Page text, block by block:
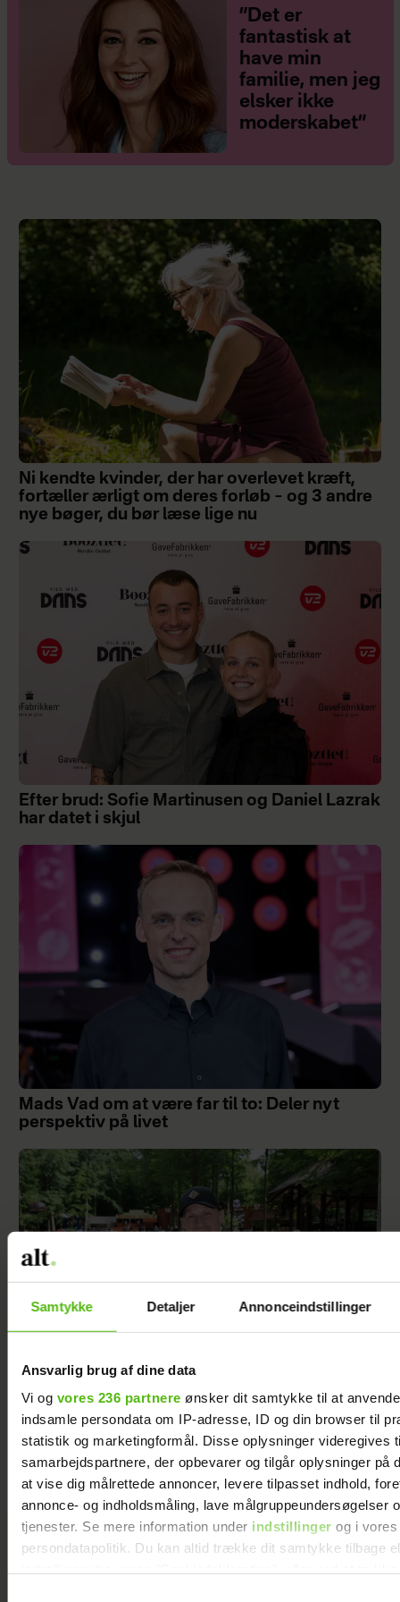
Samtykke Detaljer Annonceindstillinger
Ansvarlig brug af dine data
Vi og vores 236 partnere ønsker dit samtykke til at
indsamle persondata om IP-adresse, ID og din browser til
statistik og marketingformål. Disse oplysninger videregives
samarbejdspartnere, der opbevarer og tilgår oplysninger på
at vise dig målrettede annoncer, levere tilpasset indhold,
annonce- og indholdsmåling, lave målgruppeundersøgelser
tjenester. Se mere information under indstillinger og i vores
persondatapolitik. Du kan altid trække dit samtykke tilbage
”Det er
fantastisk at
have min
familie, men jeg
elsker ikke
moderskabet”
Ni kendte kvinder, der har overlevet kræft,
fortæller ærligt om deres forløb – og 3 andre
nye bøger, du bør læse lige nu
Efter brud: Sofie Martinusen og Daniel Lazrak
har datet i skjul
Mads Vad om at være far til to: Deler nyt
perspektiv på livet
Philip May på Smukfest for første gang: "Jeg
har kæmpe forventninger"
Jeg valgte at
blive skilt fra
min mand - da